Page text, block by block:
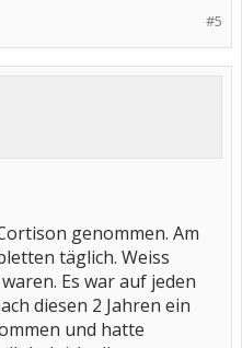
#5
genommen. Am
täglich. Weiss
Es war auf jeden
diesen 2 Jahren ein
und hatte